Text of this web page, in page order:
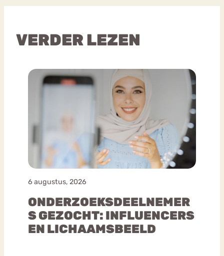
VERDER LEZEN
6 augustus, 2026
ONDERZOEKSDEELNEMER
S GEZOCHT: INFLUENCERS
EN LICHAAMSBEELD